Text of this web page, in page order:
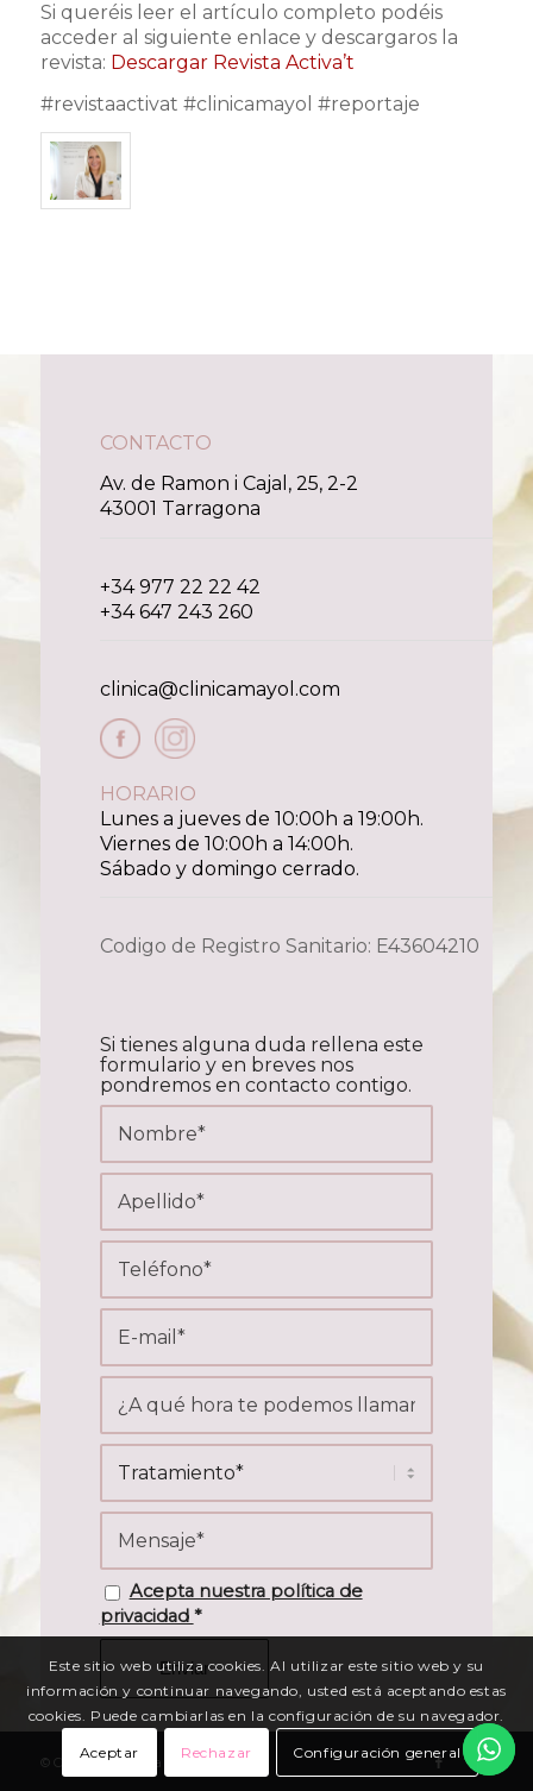
Si queréis leer el artículo completo podéis
acceder al siguiente enlace y descargaros la
revista: Descargar Revista Activa’t
#revistaactivat #clinicamayol #reportaje
CONTACTO
Av. de Ramon i Cajal, 25, 2-2
43001 Tarragona
+34 977 22 22 42
+34 647 243 260
clinica@clinicamayol.com
HORARIO
Lunes a jueves de 10:00h a 19:00h.
Viernes de 10:00h a 14:00h.
Sábado y domingo cerrado.
Codigo de Registro Sanitario: E43604210
Si tienes alguna duda rellena este
formulario y en breves nos
pondremos en contacto contigo.
Acepta nuestra política de
privacidad *
© Copyright Clínica Mayol
Este sitio web utiliza cookies. Al utilizar este sitio web y su
información y continuar navegando, usted está aceptando estas
cookies. Puede cambiarlas en la configuración de su navegador.
Aceptar Rechazar Configuración general